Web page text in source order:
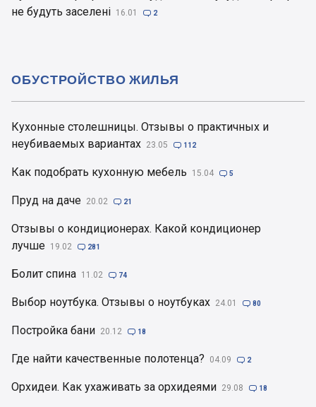
не будуть заселені 16.01  2
Кухонные столешницы. Отзывы о практичных и
неубиваемых вариантах 23.05  112
Как подобрать кухонную мебель 15.04  5
Пруд на даче 20.02  21
Отзывы о кондиционерах. Какой кондиционер
лучше 19.02  281
Болит спина 11.02  74
Выбор ноутбука. Отзывы о ноутбуках 24.01  80
Постройка бани 20.12  18
Где найти качественные полотенца? 04.09  2
Орхидеи. Как ухаживать за орхидеями 29.08  18
ОБУСТРОЙСТВО ЖИЛЬЯ